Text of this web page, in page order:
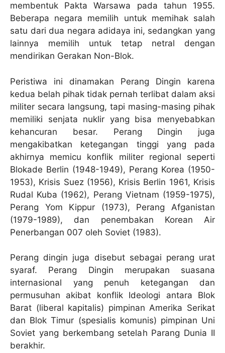
membentuk Pakta Warsawa pada tahun 1955.
Beberapa negara memilih untuk memihak salah
satu dari dua negara adidaya ini, sedangkan yang
lainnya memilih untuk tetap netral dengan
mendirikan Gerakan Non-Blok.
Peristiwa ini dinamakan Perang Dingin karena
kedua belah pihak tidak pernah terlibat dalam aksi
militer secara langsung, tapi masing-masing pihak
memiliki senjata nuklir yang bisa menyebabkan
kehancuran besar. Perang Dingin juga
mengakibatkan ketegangan tinggi yang pada
akhirnya memicu konflik militer regional seperti
Blokade Berlin (1948-1949), Perang Korea (1950-
1953), Krisis Suez (1956), Krisis Berlin 1961, Krisis
Rudal Kuba (1962), Perang Vietnam (1959-1975),
Perang Yom Kippur (1973), Perang Afganistan
(1979-1989), dan penembakan Korean Air
Penerbangan 007 oleh Soviet (1983).
Perang dingin juga disebut sebagai perang urat
syaraf. Perang Dingin merupakan suasana
internasional yang penuh ketegangan dan
permusuhan akibat konflik Ideologi antara Blok
Barat (liberal kapitalis) pimpinan Amerika Serikat
dan Blok Timur (spesialis komunis) pimpinan Uni
Soviet yang berkembang setelah Parang Dunia II
berakhir.